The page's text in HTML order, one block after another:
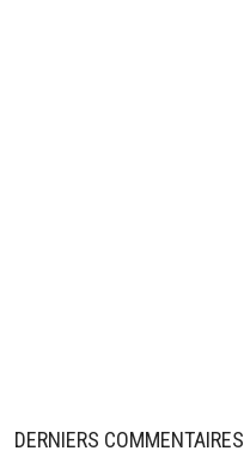
DERNIERS COMMENTAIRES